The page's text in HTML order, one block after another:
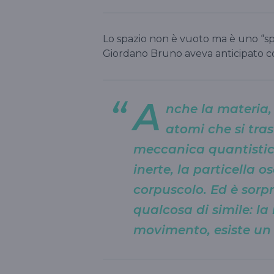
Lo spazio non è vuoto ma è uno
Giordano Bruno aveva anticipato
A nche la
atomi che si
meccanica
inerte, la particella
corpuscolo. Ed è
qualcosa di simile:
movimento, esiste